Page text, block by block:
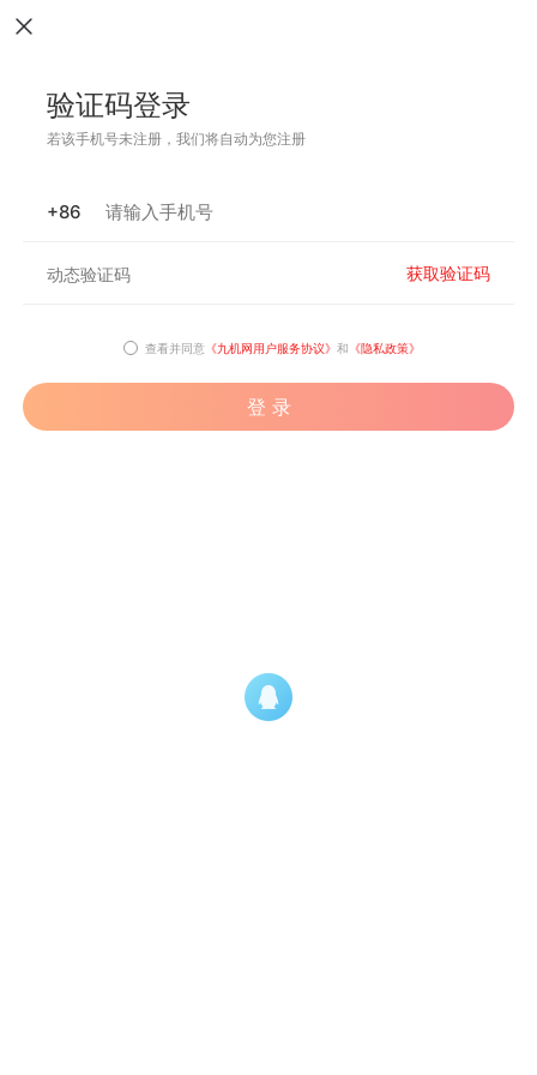
验证码登录
若该手机号未注册，我们将自动为您注册
+86
获取验证码
查看并同意 《九机网用户服务协议》 和 《隐私政策》
登 录